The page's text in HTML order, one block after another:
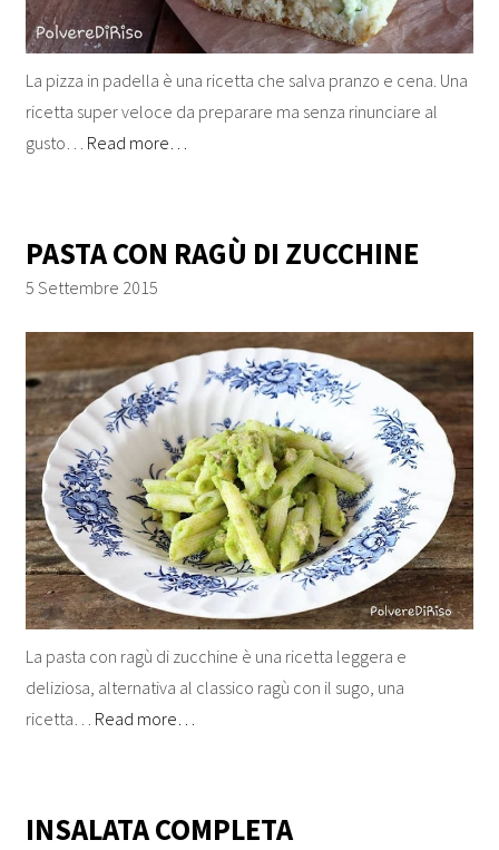
La pizza in padella è una ricetta che salva pranzo e cena. Una
ricetta super veloce da preparare ma senza rinunciare al
gusto… Read more…
PASTA CON RAGÙ DI ZUCCHINE
5 Settembre 2015
La pasta con ragù di zucchine è una ricetta leggera e
deliziosa, alternativa al classico ragù con il sugo, una
ricetta… Read more…
INSALATA COMPLETA